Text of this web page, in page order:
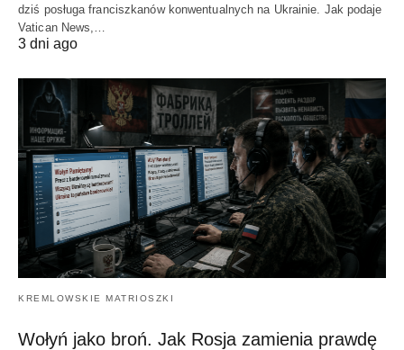
dziś posługa franciszkanów konwentualnych na Ukrainie. Jak podaje
Vatican News,…
3 dni ago
KREMLOWSKIE MATRIOSZKI
Wołyń jako broń. Jak Rosja zamienia prawdę